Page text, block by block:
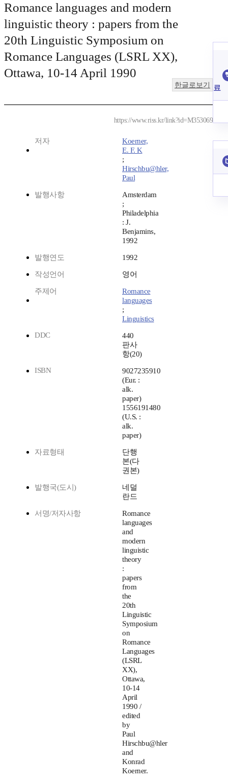
Romance languages and modern
linguistic theory : papers from the
20th Linguistic Symposium on
Romance Languages (LSRL XX),
Ottawa, 10-14 April 1990
한글로보기
https://www.riss.kr/link?id=M353069
저자
Koerner,
E. F. K
;
Hirschbu@hler,
Paul
발행사항
Amsterdam
;
Philadelphia
: J.
Benjamins,
1992
발행연도 1992
작성언어 영어
주제어
Romance
languages
;
Linguistics
DDC
440
판사
항(20)
ISBN
9027235910
(Eur. :
alk.
paper)
1556191480
(U.S. :
alk.
paper)
자료형태
단행
본(다
권본)
발행국(도시)
네덜
란드
서명/저자사항
Romance
languages
and
modern
linguistic
theory
:
papers
from
the
20th
Linguistic
Symposium
on
Romance
Languages
(LSRL
XX),
Ottawa,
10-14
April
1990 /
edited
by
Paul
Hirschbu@hler
and
Konrad
Koerner.
료